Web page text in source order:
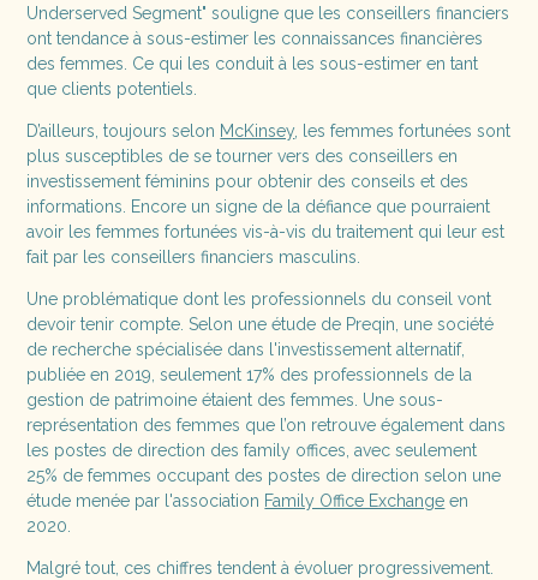
Underserved Segment" souligne que les conseillers financiers
ont tendance à sous-estimer les connaissances financières
des femmes. Ce qui les conduit à les sous-estimer en tant
que clients potentiels.
D’ailleurs, toujours selon McKinsey, les femmes fortunées sont
plus susceptibles de se tourner vers des conseillers en
investissement féminins pour obtenir des conseils et des
informations. Encore un signe de la défiance que pourraient
avoir les femmes fortunées vis-à-vis du traitement qui leur est
fait par les conseillers financiers masculins.
Une problématique dont les professionnels du conseil vont
devoir tenir compte. Selon une étude de Preqin, une société
de recherche spécialisée dans l'investissement alternatif,
publiée en 2019, seulement 17% des professionnels de la
gestion de patrimoine étaient des femmes. Une sous-
représentation des femmes que l’on retrouve également dans
les postes de direction des family offices, avec seulement
25% de femmes occupant des postes de direction selon une
étude menée par l'association Family Office Exchange en
2020.
Malgré tout, ces chiffres tendent à évoluer progressivement.